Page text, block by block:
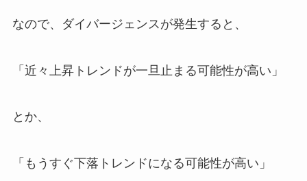
なので、ダイバージェンスが発生すると、
「近々上昇トレンドが一旦止まる可能性が高い」
とか、
「もうすぐ下落トレンドになる可能性が高い」